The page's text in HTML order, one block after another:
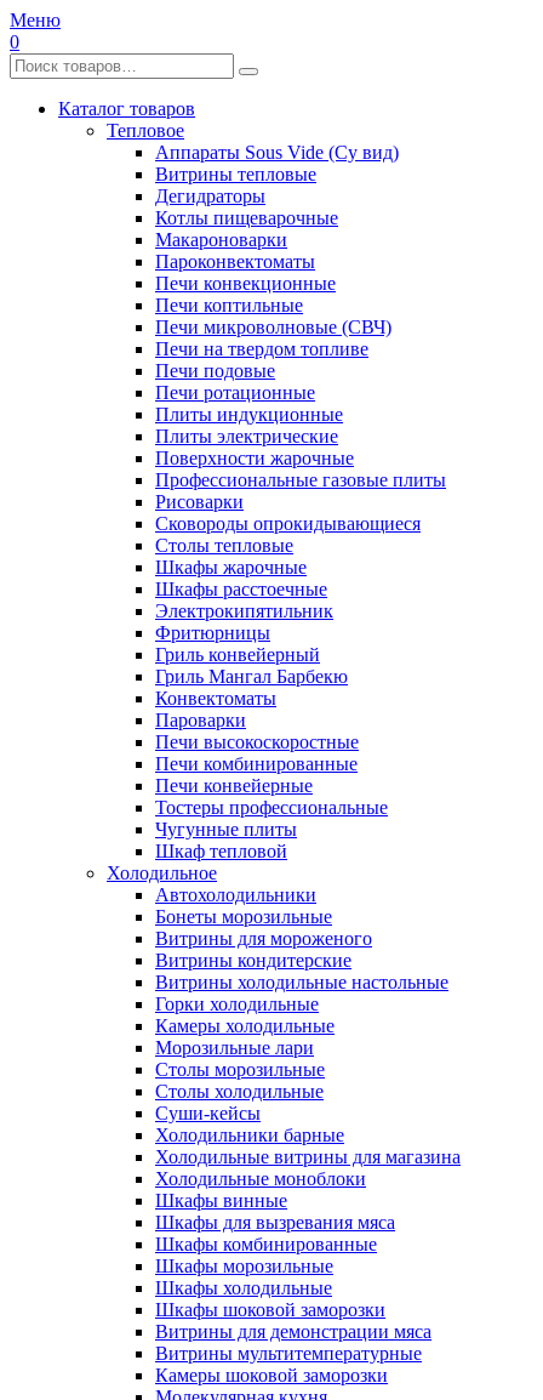
Меню
0
Каталог товаров
Тепловое
Аппараты Sous Vide (Су вид)
Витрины тепловые
Дегидраторы
Котлы пищеварочные
Макароноварки
Пароконвектоматы
Печи конвекционные
Печи коптильные
Печи микроволновые (СВЧ)
Печи на твердом топливе
Печи подовые
Печи ротационные
Плиты индукционные
Плиты электрические
Поверхности жарочные
Профессиональные газовые плиты
Рисоварки
Сковороды опрокидывающиеся
Столы тепловые
Шкафы жарочные
Шкафы расстоечные
Электрокипятильник
Фритюрницы
Гриль конвейерный
Гриль Мангал Барбекю
Конвектоматы
Пароварки
Печи высокоскоростные
Печи комбинированные
Печи конвейерные
Тостеры профессиональные
Чугунные плиты
Шкаф тепловой
Холодильное
Автохолодильники
Бонеты морозильные
Витрины для мороженого
Витрины кондитерские
Витрины холодильные настольные
Горки холодильные
Камеры холодильные
Морозильные лари
Столы морозильные
Столы холодильные
Суши-кейсы
Холодильники барные
Холодильные витрины для магазина
Холодильные моноблоки
Шкафы винные
Шкафы для вызревания мяса
Шкафы комбинированные
Шкафы морозильные
Шкафы холодильные
Шкафы шоковой заморозки
Витрины для демонстрации мяса
Витрины мультитемпературные
Камеры шоковой заморозки